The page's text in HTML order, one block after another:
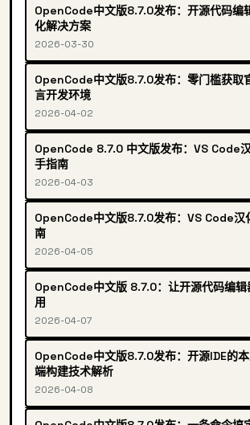
OpenCode中文版8.7.0发布：开源代码编
化解决方案
2026-03-30
OpenCode中文版8.7.0发布：零门槛获取
言开发环境
2026-04-02
OpenCode 8.7.0 中文版发布：VS Code
手指南
2026-04-03
OpenCode中文版8.7.0发布：VS Code汉
南
2026-04-05
OpenCode中文版 8.7.0：让开源代码编辑
用
2026-04-07
OpenCode中文版8.7.0发布：开源IDE的
端构建技术解析
2026-04-08